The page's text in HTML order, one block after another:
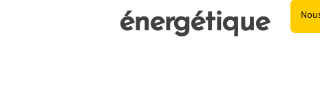
énergétique